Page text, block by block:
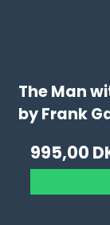
The Man
by Frank
995,00